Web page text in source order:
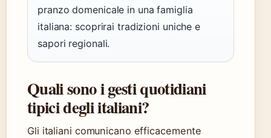
pranzo domenicale in una famiglia
italiana: scoprirai tradizioni uniche e
sapori regionali.
Quali sono i gesti quotidiani
tipici degli italiani?
Gli italiani comunicano efficacemente